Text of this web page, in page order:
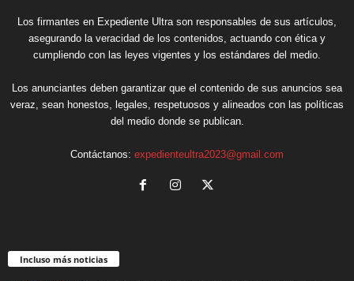
Los firmantes en Expediente Ultra son responsables de sus artículos,
asegurando la veracidad de los contenidos, actuando con ética y
cumpliendo con las leyes vigentes y los estándares del medio.
Los anunciantes deben garantizar que el contenido de sus anuncios sea
veraz, sean honestos, legales, respetuosos y alineados con las políticas
del medio donde se publican.
Contáctanos: expedienteultra2023@gmail.com
Incluso más noticias